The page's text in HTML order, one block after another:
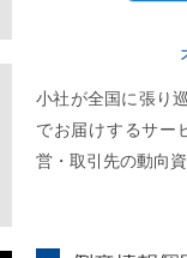
小社が全国に張り
でお届けするサー
営・取引先の動向